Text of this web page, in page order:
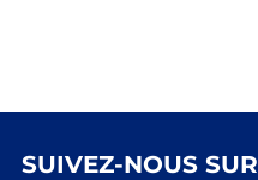
SUIVEZ-NOUS SUR